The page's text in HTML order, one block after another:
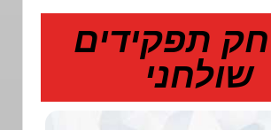
תפקידים